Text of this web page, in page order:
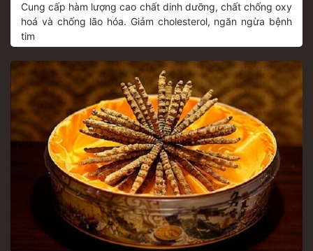
Cung cấp hàm lượng cao chất dinh dưỡng, chất chống oxy
hoá và chống lão hóa. Giảm cholesterol, ngăn ngừa bệnh
tim